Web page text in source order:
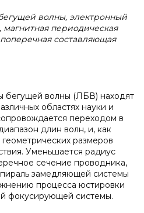
волны, электронный
периодическая
составляющая
бегущей волны (ЛБВ) находят
областях науки и
переходом в
длин волн, и, как
размеров
Уменьшается радиус
сечение проводника,
замедляющей системы
процесса юстировки
фокусирующей системы.